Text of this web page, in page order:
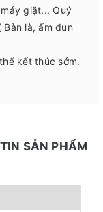
giặt... Quý
Bàn là, ấm đun
kết thúc sớm.
SẢN PHẨM